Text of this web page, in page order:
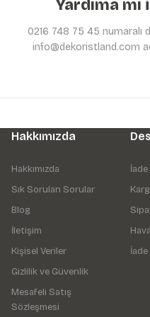
Yardıma mı
0216 748 75 45 numaralı
info@dekoristland.com
Hakkımızda
Hakkımızda
Sık Sorulan Sorular
Blog
İletişim
Kişisel Veriler
Gizlilik ve Güvenlik
Mesafeli Satış
Sözleşmesi